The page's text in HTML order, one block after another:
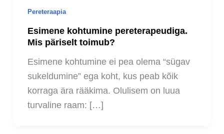
Pereteraapia
Esimene kohtumine pereterapeudiga.
Mis päriselt toimub?
Esimene kohtumine ei pea olema “sügav
sukeldumine” ega koht, kus peab kõik
korraga ära rääkima. Olulisem on luua
turvaline raam: […]